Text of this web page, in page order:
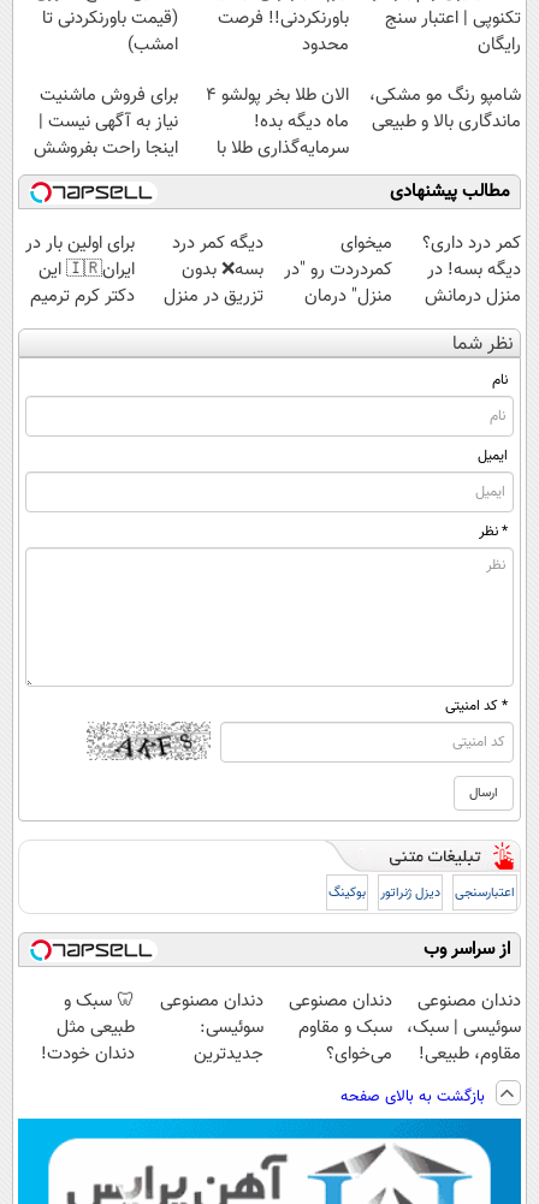
تکنوپی | اعتبار سنج
رایگان
باورنکردنی!! فرصت
محدود
(قیمت باورنکردنی تا
امشب)
شامپو رنگ مو مشکی،
ماندگاری بالا و طبیعی
الان طلا بخر پولشو 4
ماه دیگه بده!
سرمایه‌گذاری طلا با
اقساط بی‌بهره
برای فروش ماشنیت
نیاز به آگهی نیست |
اینجا راحت بفروشش
مطالب پیشنهادی
کمر درد داری؟
دیگه بسه! در
منزل درمانش
کن
(◀پرسش‌نامه)
میخوای
کمردردت رو "در
منزل" درمان
کنی؟ (◂فیلم +
◂پرسش‌نامه)
دیگه کمر درد
بسه❌ بدون
تزریق در منزل
درمانش کن✅
◀پرسش‌نامه پر
برای اولین بار در
ایران🇮🇷 این
دکتر کرم ترمیم
کننده 23 روزه
ساخت!
نظر شما
نام
ایمیل
* نظر
* کد امنیتی
اعتبارسنجی دیزل ژنراتور بوکینگ
از سراسر وب
دندان مصنوعی
سوئیسی | سبک،
مقاوم، طبیعی!
ویزیت
رایگان+پرداخت
اقساطی😍
دندان مصنوعی
سبک و مقاوم
می‌خوای؟
هم داریم!😍 |
📍تهران
دندان مصنوعی
سوئیسی:
جدیدترین
پرداخت قسطی
🦷 سبک و
طبیعی مثل
دندان خودت!
💳 📍 تهران
بازگشت به بالای صفحه